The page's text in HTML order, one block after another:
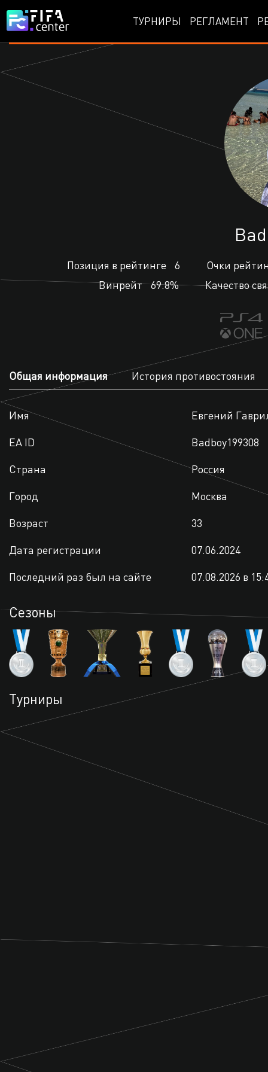
ТУРНИРЫ РЕГЛАМЕНТ
Позиция в рейтинге 6
Очки
Винрейт 69.8% Качество
Общая информация История противостояния
Имя
Евгений
EA ID
Badboy199308
Страна
Россия
Город
Москва
Возраст
33
Дата регистрации
07.06.2024
Последний раз был на сайте
07.08.2026 в
Сезоны
Турниры